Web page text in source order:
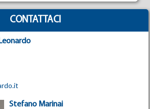
CONTATTACI
Stefano Marinai